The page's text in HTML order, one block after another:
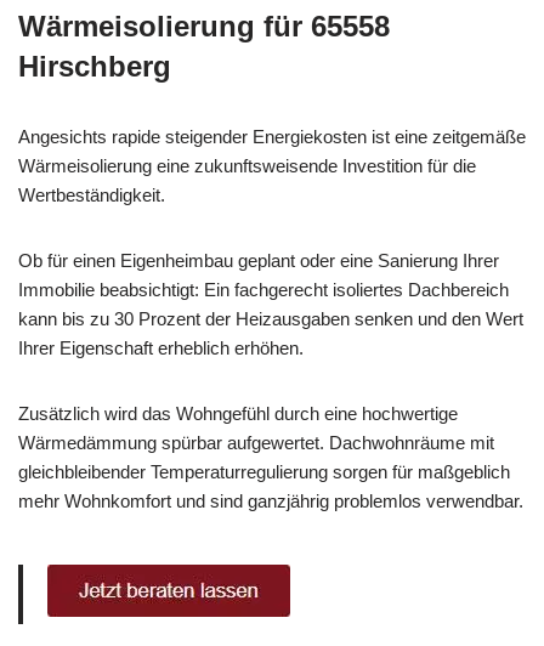
Wärmeisolierung für 65558
Hirschberg
Angesichts rapide steigender Energiekosten ist eine zeitgemäße
Wärmeisolierung eine zukunftsweisende Investition für die
Wertbeständigkeit.
Ob für einen Eigenheimbau geplant oder eine Sanierung Ihrer
Immobilie beabsichtigt: Ein fachgerecht isoliertes Dachbereich
kann bis zu 30 Prozent der Heizausgaben senken und den Wert
Ihrer Eigenschaft erheblich erhöhen.
Zusätzlich wird das Wohngefühl durch eine hochwertige
Wärmedämmung spürbar aufgewertet. Dachwohnräume mit
gleichbleibender Temperaturregulierung sorgen für maßgeblich
mehr Wohnkomfort und sind ganzjährig problemlos verwendbar.